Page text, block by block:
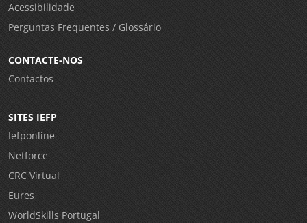
Acessibilidade
Perguntas Frequentes / Glossário
CONTACTE-NOS
Contactos
SITES IEFP
Iefponline
Netforce
CRC Virtual
Eures
WorldSkills Portugal